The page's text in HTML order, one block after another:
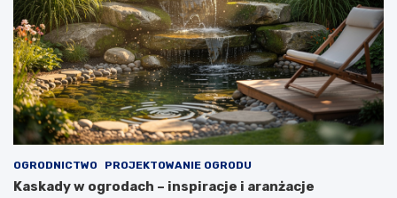
OGRODNICTWO PROJEKTOWANIE OGRODU
Kaskady w ogrodach – inspiracje i aranżacje